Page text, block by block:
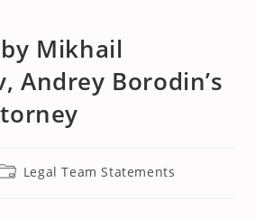
Mikhail
Andrey Borodin’s
Legal Team Statements